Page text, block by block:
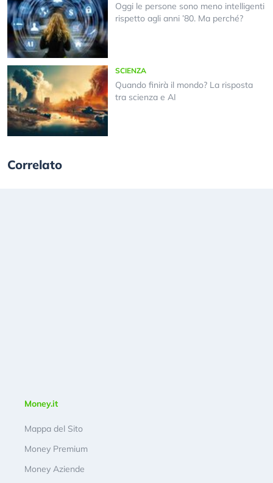
Oggi le persone sono meno intelligenti
rispetto agli anni ’80. Ma perché?
SCIENZA
Quando finirà il mondo? La risposta
tra scienza e AI
Correlato
Money.it
Mappa del Sito
Money Premium
Money Aziende